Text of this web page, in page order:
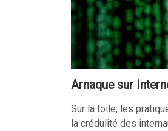
Arnaque sur
Sur la toile, les
la crédulité des